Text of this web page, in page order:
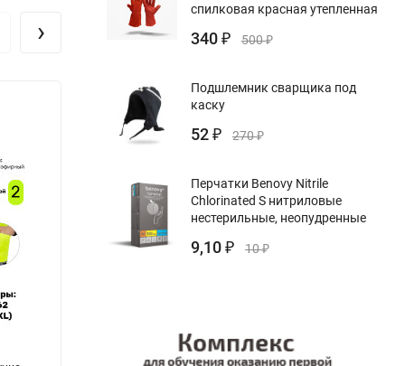
›
спилковая красная утепленная
340 ₽ 500₽
Подшлемник сварщика под
каску
52 ₽ 270₽
Перчатки Benovy Nitrile
Chlorinated S нитриловые
нестерильные, неопудренные
9,10 ₽ 10₽